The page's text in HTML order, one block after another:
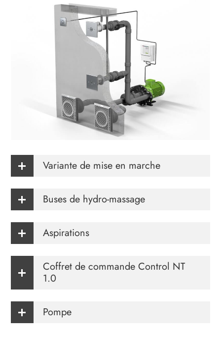
Variante de mise en marche
Buses de hydro-massage
Aspirations
Coffret de commande Control NT
1.0
Pompe